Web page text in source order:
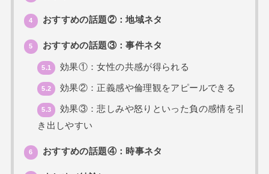
4 おすすめの話題②：地域ネタ
5 おすすめの話題③：事件ネタ
5.1 効果①：女性の共感が得られる
5.2 効果②：正義感や倫理観をアピールできる
5.3
効果③：悲しみや怒りといった負の感情を引
き出しやすい
6 おすすめの話題④：時事ネタ